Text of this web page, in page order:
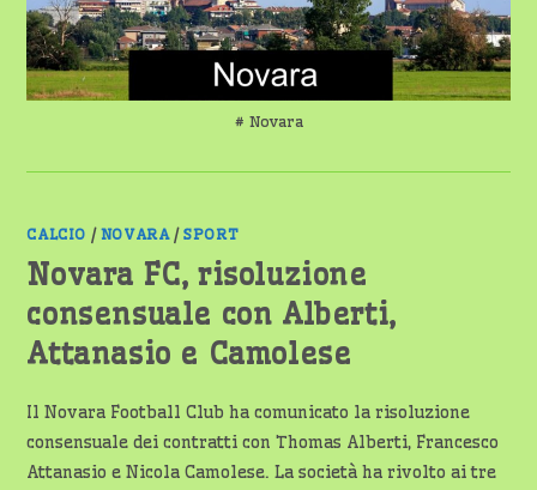
# Novara
CALCIO / NOVARA/SPORT
Novara FC, risoluzione
consensuale con Alberti,
Attanasio e Camolese
Il Novara Football Club ha comunicato la risoluzione
consensuale dei contratti con Thomas Alberti, Francesco
Attanasio e Nicola Camolese. La società ha rivolto ai tre